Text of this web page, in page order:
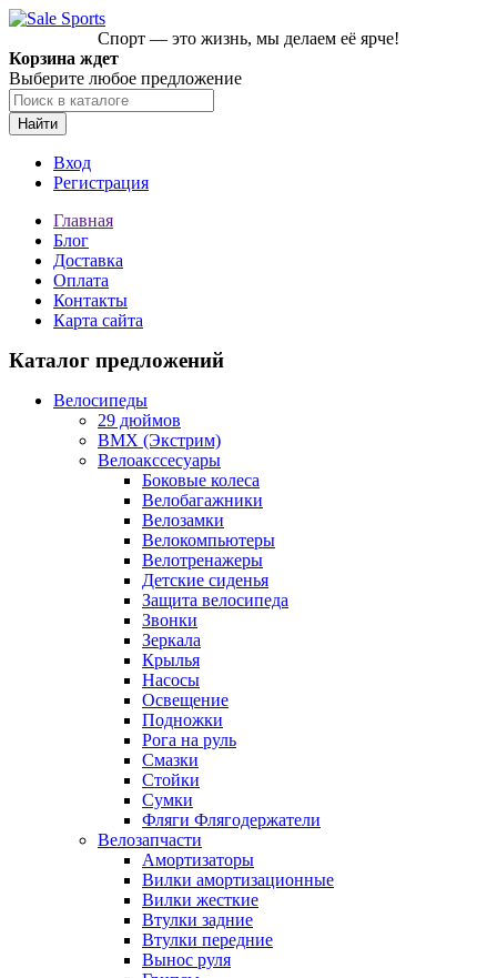
Спорт — это жизнь, мы делаем её ярче!
Корзина ждет
Выберите любое предложение
Найти
Вход
Регистрация
Главная
Блог
Доставка
Оплата
Контакты
Карта сайта
Каталог предложений
Велосипеды
29 дюймов
BMX (Экстрим)
Велоакссесуары
Боковые колеса
Велобагажники
Велозамки
Велокомпьютеры
Велотренажеры
Детские сиденья
Защита велосипеда
Звонки
Зеркала
Крылья
Насосы
Освещение
Подножки
Рога на руль
Смазки
Стойки
Сумки
Фляги Флягодержатели
Велозапчасти
Амортизаторы
Вилки амортизационные
Вилки жесткие
Втулки задние
Втулки передние
Вынос руля